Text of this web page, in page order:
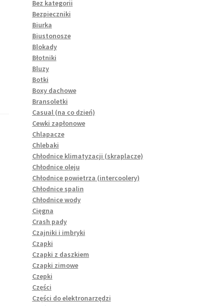
Bez kategorii
Bezpieczniki
Biurka
Biustonosze
Blokady
Błotniki
Bluzy
Botki
Boxy dachowe
Bransoletki
Casual (na co dzień)
Cewki zapłonowe
Chlapacze
Chlebaki
Chłodnice klimatyzacji (skraplacze)
Chłodnice oleju
Chłodnice powietrza (intercoolery)
Chłodnice spalin
Chłodnice wody
Cięgna
Crash pady
Czajniki i imbryki
Czapki
Czapki z daszkiem
Czapki zimowe
Czepki
Części
Części do elektronarzędzi